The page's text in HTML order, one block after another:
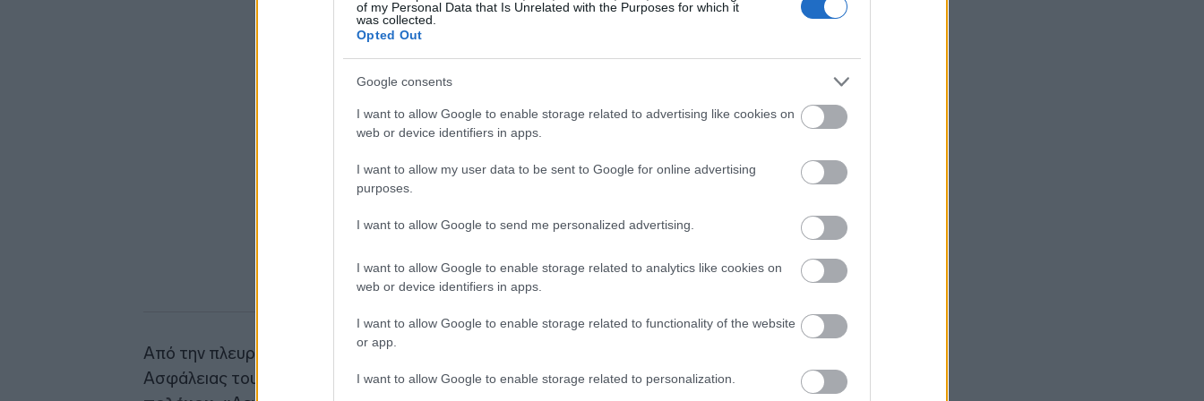
of my Personal Data that Is Unrelated with the Purposes for which it
was collected.
Opted Out
Google consents
I want to allow Google to enable storage related to advertising like cookies on
web or device identifiers in apps.
I want to allow my user data to be sent to Google for online advertising
purposes.
I want to allow Google to send me personalized advertising.
I want to allow Google to enable storage related to analytics like cookies on
web or device identifiers in apps.
I want to allow Google to enable storage related to functionality of the website
or app.
I want to allow Google to enable storage related to personalization.
Από την πλευρά του, ο Εμπραχίμ Αζίζι, επικεφαλής της επιτροπής Εθνικής
Ασφάλειας του ιρανικού κοινοβουλίου,προειδοποίησε με επέκταση του
οικονομίας και οι κίνδυνοι της
επενδυτικής έκρηξης
εξουσίας εκθέτει τη χώρα διεθνώς»
19:37
Δικαστικό μπλόκο στην αίθουσα χορού
του Τραμπ στο Λευκό Οίκο
Μπάρκιν (Fed): «Τα στοιχεία για την
αγορά εργασίας συμβαδίζουν με τις
Καταβλήθηκαν 33,58 εκατ. ευρώ σε
67.746 δικαιούχους για την αγορά
λιπασμάτων
Ευρωαγορές: Η καλύτερη εβδομάδα
Stoxx 600
- Στο 100% η πληρότητα σε πολλά
δρομολόγια για Κυκλάδες